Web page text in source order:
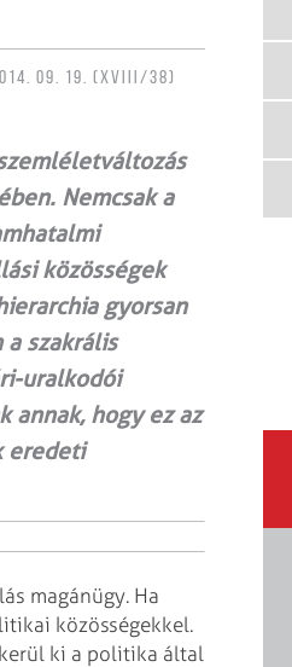
09. 19. (XVIII/38)
Nemcsak a
közösségek
gyorsan
szakrális
uralkodói
annak, hogy ez az
eredeti
magánügy. Ha
közösségekkel.
ki a politika által